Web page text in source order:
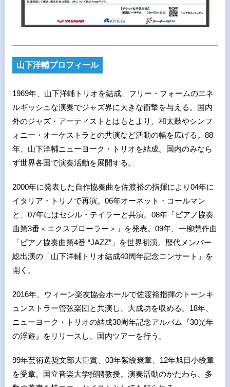
山下洋輔プロフィール
1969年、山下洋輔トリオを結成、フリー・フォームのエネ
ルギッシュな演奏でジャズ界に大きな衝撃を与える。国内
外のジャズ・アーティストとはもとより、和太鼓やシンフ
ォニー・オーケストラとの共演など活動の幅を広げる。88
年、山下洋輔ニューヨーク・トリオを結成。国内のみなら
ず世界各国で演奏活動を展開する。
2000年に発表した自作協奏曲を佐渡裕の指揮により04年に
イタリア・トリノで再演。06年オーネット・コールマン
と、07年にはセシル・テイラーと共演。08年「ピアノ協奏
曲第3番＜エクスプローラー＞」を発表。09年、一柳慧作曲
「ピアノ協奏曲第4番 “JAZZ”」を世界初演。歴代メンバー
総出演の「山下洋輔トリオ結成40周年記念コンサート」を
開く。
2016年、ウィーン楽友協会ホールで佐渡裕指揮のトーンキ
ュンストラー管弦楽団と共演し、大成功を収める。18年、
ニューヨーク・トリオの結成30周年記念アルバム『30光年
の浮遊』をリリースし、国内ツアーを行う。
99年芸術選奨文部大臣賞、03年紫綬褒章、12年旭日小綬章
を受章。国立音楽大学招聘教授。演奏活動のかたわら、多